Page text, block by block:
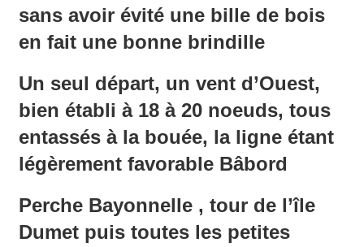
sans avoir évité une bille de bois
en fait une bonne brindille
Un seul départ, un vent d’Ouest,
bien établi à 18 à 20 noeuds, tous
entassés à la bouée, la ligne étant
légèrement favorable Bâbord
Perche Bayonnelle , tour de l’île
Dumet puis toutes les petites